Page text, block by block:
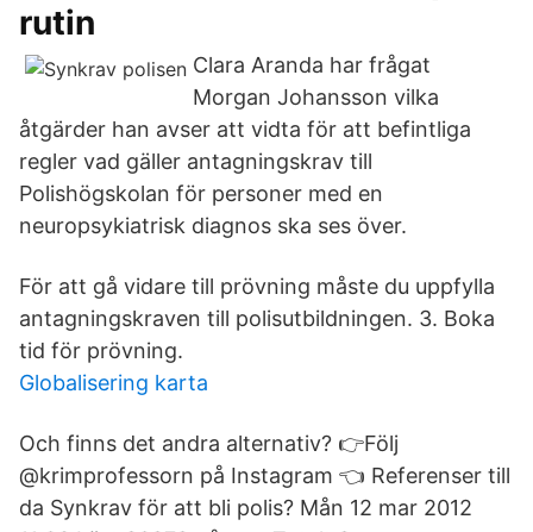
rutin
Clara Aranda har frågat
Morgan Johansson vilka
åtgärder han avser att vidta för att befintliga
regler vad gäller antagningskrav till
Polishögskolan för personer med en
neuropsykiatrisk diagnos ska ses över.
För att gå vidare till prövning måste du uppfylla
antagningskraven till polisutbildningen. 3. Boka
tid för prövning.
Globalisering karta
Och finns det andra alternativ? 👉Följ
@krimprofessorn på Instagram 👈 Referenser till
da Synkrav för att bli polis? Mån 12 mar 2012